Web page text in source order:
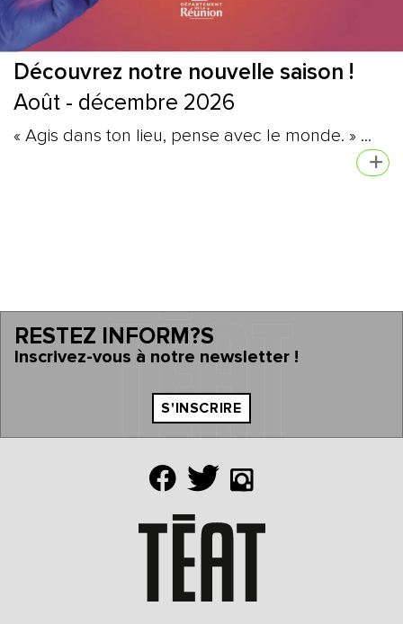
Découvrez notre nouvelle saison !
Août - décembre 2026
« Agis dans ton lieu, pense avec le monde. » ...
RESTEZ INFORM?S
Inscrivez-vous à notre newsletter !
S'INSCRIRE